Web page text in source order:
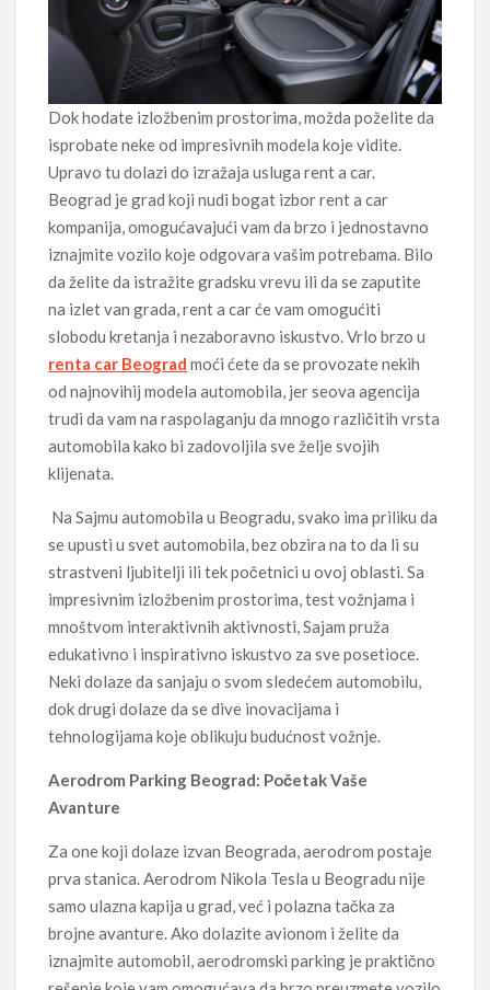
Dok hodate izložbenim prostorima, možda poželite da
isprobate neke od impresivnih modela koje vidite.
Upravo tu dolazi do izražaja usluga rent a car.
Beograd je grad koji nudi bogat izbor rent a car
kompanija, omogućavajući vam da brzo i jednostavno
iznajmite vozilo koje odgovara vašim potrebama. Bilo
da želite da istražite gradsku vrevu ili da se zaputite
na izlet van grada, rent a car će vam omogućiti
slobodu kretanja i nezaboravno iskustvo. Vrlo brzo u
renta car Beograd moći ćete da se provozate nekih
od najnovihij modela automobila, jer seova agencija
trudi da vam na raspolaganju da mnogo različitih vrsta
automobila kako bi zadovoljila sve želje svojih
klijenata.
Na Sajmu automobila u Beogradu, svako ima priliku da
se upusti u svet automobila, bez obzira na to da li su
strastveni ljubitelji ili tek početnici u ovoj oblasti. Sa
impresivnim izložbenim prostorima, test vožnjama i
mnoštvom interaktivnih aktivnosti, Sajam pruža
edukativno i inspirativno iskustvo za sve posetioce.
Neki dolaze da sanjaju o svom sledećem automobilu,
dok drugi dolaze da se dive inovacijama i
tehnologijama koje oblikuju budućnost vožnje.
Aerodrom Parking Beograd: Početak Vaše
Avanture
Za one koji dolaze izvan Beograda, aerodrom postaje
prva stanica. Aerodrom Nikola Tesla u Beogradu nije
samo ulazna kapija u grad, već i polazna tačka za
brojne avanture. Ako dolazite avionom i želite da
iznajmite automobil, aerodromski parking je praktično